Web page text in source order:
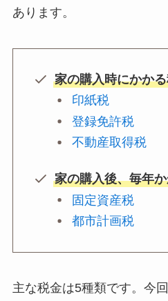
あります。
家の購入時にかか
印紙税
登録免許税
不動産取得税
家の購入後、毎年
固定資産税
都市計画税
主な税金は5種類です。今